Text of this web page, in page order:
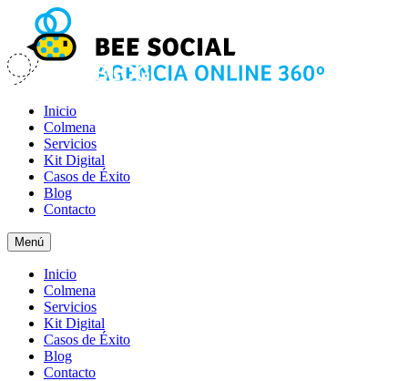
Inicio
Colmena
Servicios
Kit Digital
Casos de Éxito
Blog
Contacto
Menú
Inicio
Colmena
Servicios
Kit Digital
Casos de Éxito
Blog
Contacto